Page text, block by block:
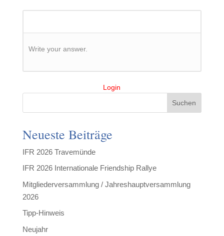
Write your answer.
Login
Suchen
Neueste Beiträge
IFR 2026 Travemünde
IFR 2026 Internationale Friendship Rallye
Mitgliederversammlung / Jahreshauptversammlung
2026
Tipp-Hinweis
Neujahr